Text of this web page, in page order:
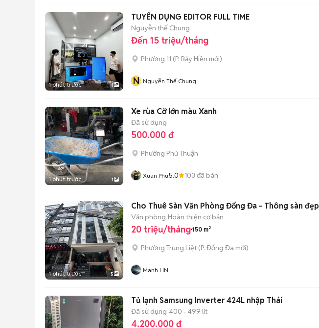
1 phút trước 1
TUYỂN DỤNG EDITOR FULL TIME
Nguyễn thế Chung
Đến 15 triệu/tháng
Phường 11 (P. Bảy Hiền mới)
N Nguyễn Thế Chung
1 phút trước 1
Xe rùa Cỡ lớn màu Xanh
Đã sử dụng
500.000 đ
Phường Phú Thuận
Xuan Phu5.0 103 đã bán
1 phút trước 5
Cho Thuê Sàn Văn Phòng Đống Đa - Thông sàn đẹp
Văn phòng Hoàn thiện cơ bản
20 triệu/tháng 150 m²
Phường Trung Liệt (P. Đống Đa mới)
Manh HN
Tủ lạnh Samsung Inverter 424L nhập Thái
Đã sử dụng 400 - 499 lít
4.200.000 đ